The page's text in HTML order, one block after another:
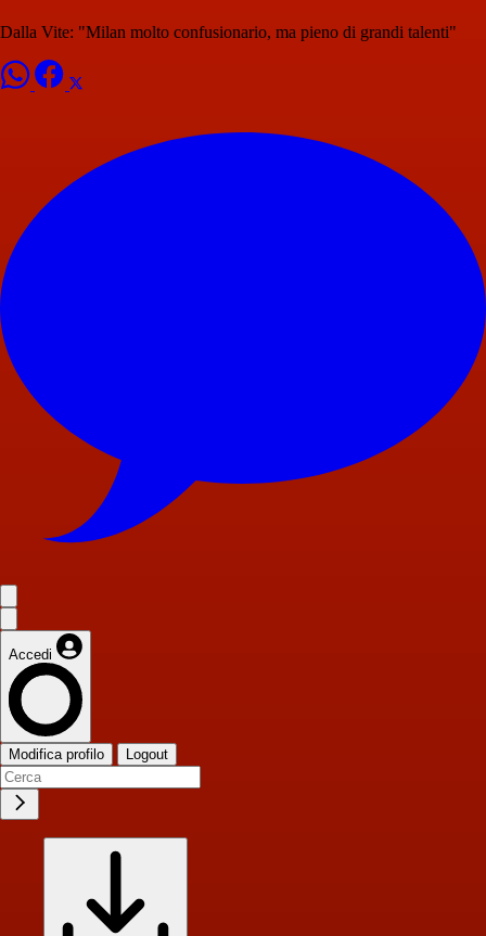
Dalla Vite: "Milan molto confusionario, ma pieno di grandi talenti"
Accedi
Modifica profilo Logout